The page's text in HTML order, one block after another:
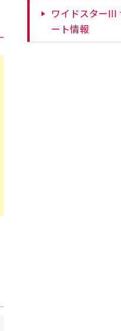
ワイドスターIII
ート情報